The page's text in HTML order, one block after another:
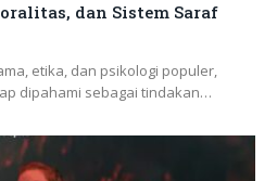
dan Sistem Saraf
etika, dan psikologi populer,
dipahami sebagai tindakan…